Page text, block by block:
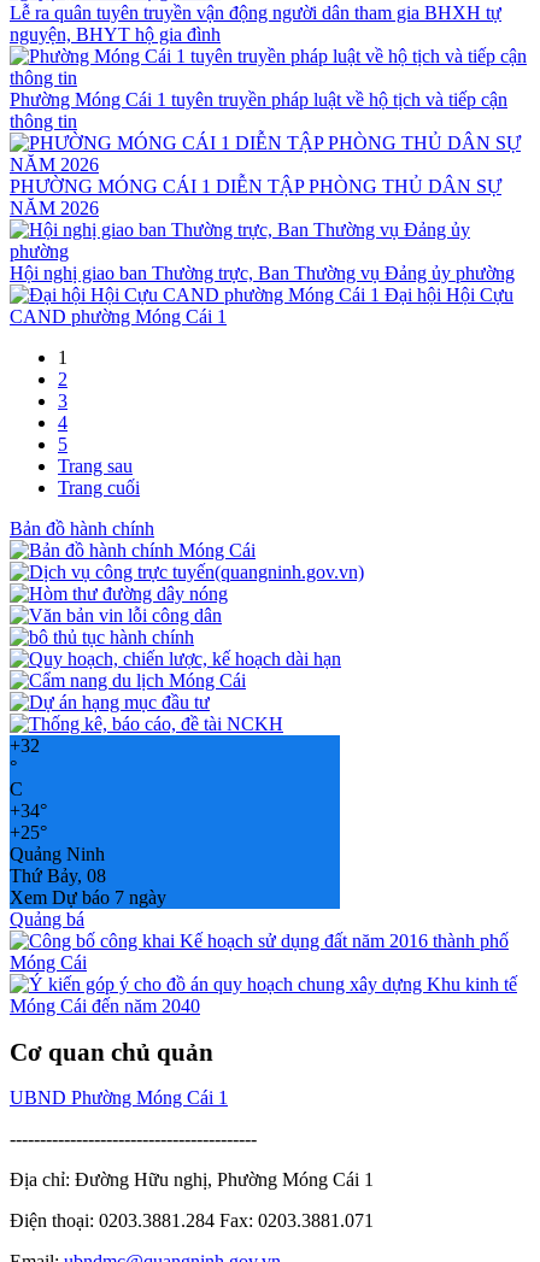
Lễ ra quân tuyên truyền vận động người dân tham gia BHXH tự
nguyện, BHYT hộ gia đình
Phường Móng Cái 1 tuyên truyền pháp luật về hộ tịch và tiếp cận
thông tin
PHƯỜNG MÓNG CÁI 1 DIỄN TẬP PHÒNG THỦ DÂN SỰ
NĂM 2026
Hội nghị giao ban Thường trực, Ban Thường vụ Đảng ủy phường
Đại hội Hội Cựu
CAND phường Móng Cái 1
1
2
3
4
5
Trang sau
Trang cuối
Bản đồ hành chính
+32
°
C
+34°
+25°
Quảng Ninh
Thứ Bảy, 08
Xem Dự báo 7 ngày
Quảng bá
Cơ quan chủ quản
UBND Phường Móng Cái 1
-----------------------------------------
Địa chỉ: Đường Hữu nghị, Phường Móng Cái 1
Điện thoại: 0203.3881.284 Fax: 0203.3881.071